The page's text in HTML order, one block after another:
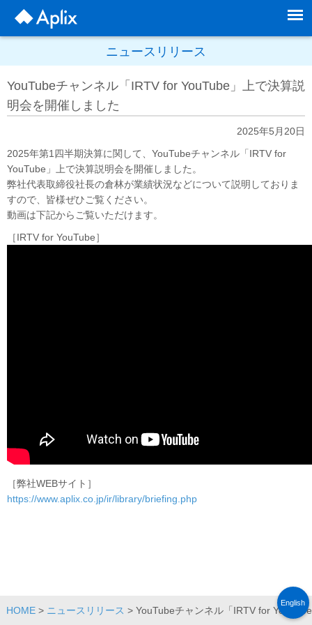
HOME> ニュースリリース > YouTubeチャンネル「IRTV for
ニュースリリース
YouTubeチャンネル「IRTV for YouTube」上で決算説
明会を開催しました
2025年5月20日
2025年第1四半期決算に関して、YouTubeチャンネル「IRTV for
YouTube」上で決算説明会を開催しました。
弊社代表取締役社長の倉林が業績状況などについて説明しておりま
すので、皆様ぜひご覧ください。
動画は下記からご覧いただけます。
［IRTV for YouTube］
［弊社WEBサイト］
https://www.aplix.co.jp/ir/library/briefing.php
English